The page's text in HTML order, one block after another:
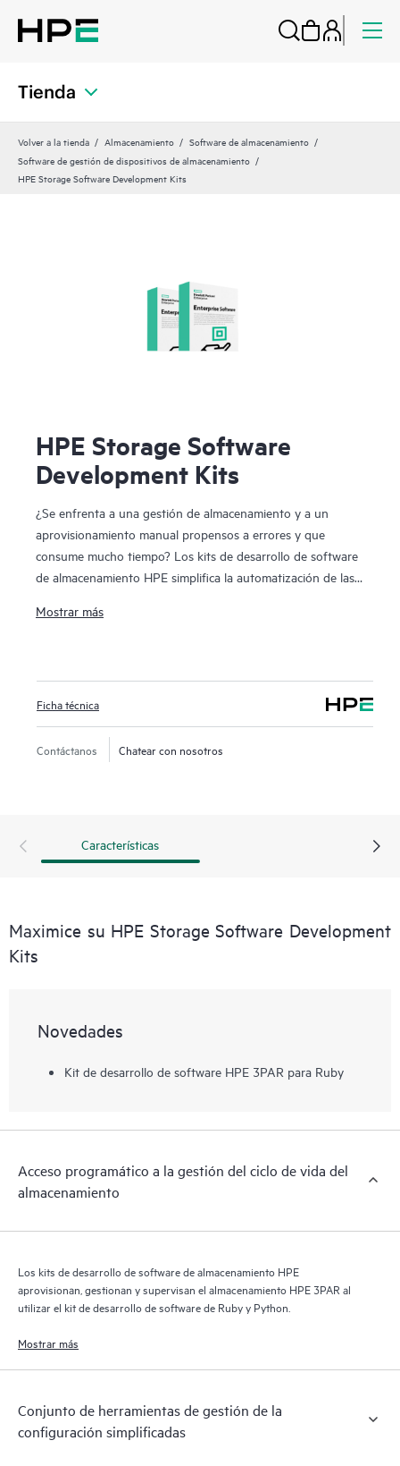
Tienda
Volver a la tienda Almacenamiento
Software de almacenamiento
Software de gestión de dispositivos de almacenamiento
HPE Storage Software Development Kits
HPE Storage Software
Development Kits
¿Se enfrenta a una gestión de almacenamiento y a un
aprovisionamiento manual propensos a errores y que
consume mucho tiempo? Los kits de desarrollo de software
de almacenamiento HPE simplifica la automatización de las
el aprovisionamiento, la supervisión, la elaboración de
y Ruby. Para tener una nube pública la agilidad y la
automatización de las tareas de infraestructura son
imprescindibles. El aprovisionamiento manual y la gestión de
las matrices de almacenamiento pueden ser complejos,
nativos y reducen significativamente la cantidad de
aprovisionamiento y la supervisión manuales del
almacenamiento, además de recudir los errores humanos
Mostrar más
Ficha técnica
Contáctanos Chatear con nosotros
Características
Maximice su HPE Storage Software Development
Kits
Novedades
Kit de desarrollo de software HPE 3PAR para Ruby
Acceso programático a la gestión del ciclo de vida del
almacenamiento
Los kits de desarrollo de software de almacenamiento HPE
aprovisionan, gestionan y supervisan el almacenamiento HPE 3PAR al
utilizar el kit de desarrollo de software de Ruby y Python.
Mostrar más
Conjunto de herramientas de gestión de la
configuración simplificadas